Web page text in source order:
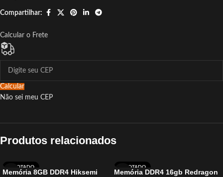
Compartilhar:
Calcular o Frete
Calcular
Não sei meu CEP
Produtos relacionados
ESGOTADO
Memória 8GB DDR4 Hiksemi
ESGOTADO
Memória DDR4 16gb Redragon